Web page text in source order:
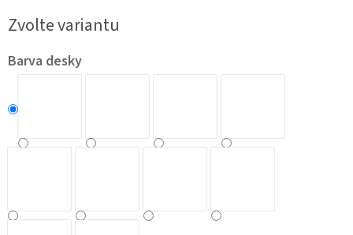
cena:
Zvolte variantu
Barva desky